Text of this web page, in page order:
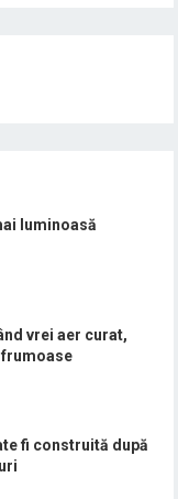
luminoasă
vrei aer curat,
fi construită după